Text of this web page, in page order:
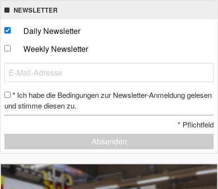
NEWSLETTER
Daily Newsletter
Weekly Newsletter
* Ich habe die Bedingungen zur Newsletter-Anmeldung gelesen
und stimme diesen zu.
* Pflichtfeld
Absenden